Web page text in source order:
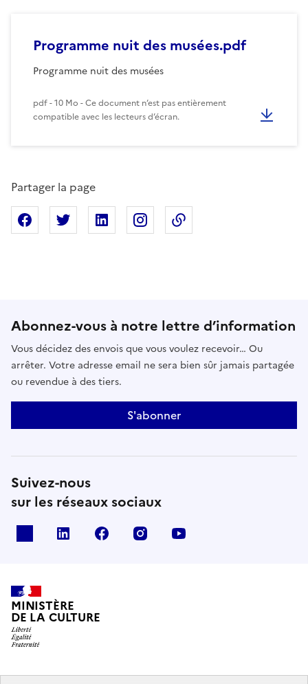
Programme nuit des musées.pdf
Programme nuit des musées
pdf - 10 Mo - Ce document n’est pas entièrement
compatible avec les lecteurs d’écran.
Partager la page
Partager sur Facebook
Partager sur XPartager sur Linkedin
Partager sur Instagram
Abonnez-vous à notre lettre d’information
Vous décidez des envois que vous voulez recevoir… Ou
arrêter. Votre adresse email ne sera bien sûr jamais partagée
ou revendue à des tiers.
S'abonner
Suivez-nous
sur les réseaux sociaux
linkedin facebook instagram
MINISTÈRE
DE LA CULTURE